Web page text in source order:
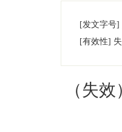
政务公开
[发文字号]
[有效性]
（失